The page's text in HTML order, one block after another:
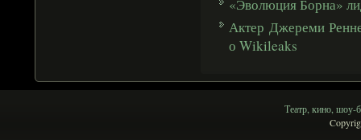
«Эволюция Борна»
Актер Джереми
о Wikileaks
Театр, кино, шоу-